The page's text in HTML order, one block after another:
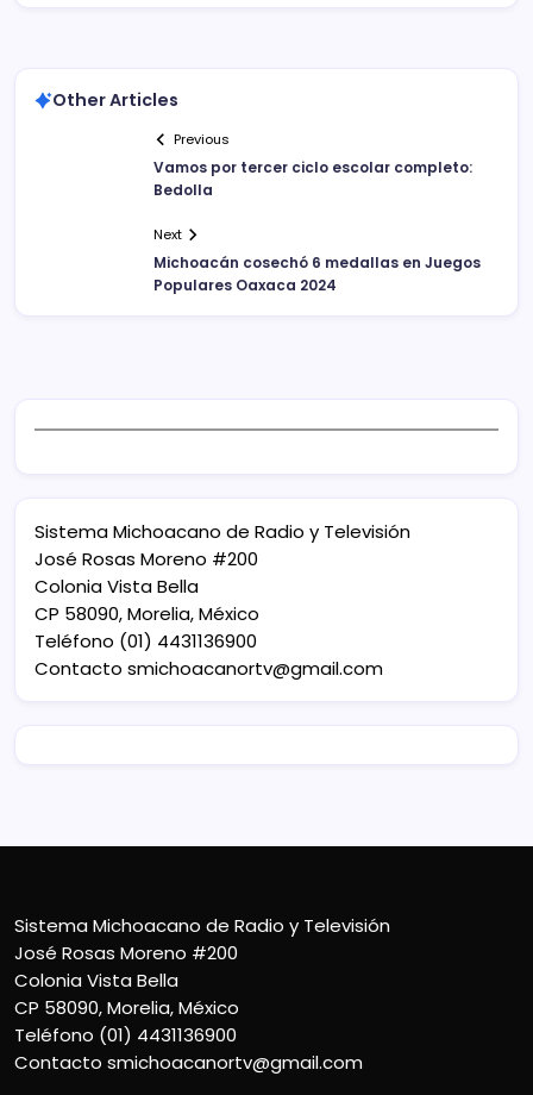
Other Articles
Previous
Vamos por tercer ciclo escolar completo:
Bedolla
Next
Michoacán cosechó 6 medallas en Juegos
Populares Oaxaca 2024
Sistema Michoacano de Radio y Televisión
José Rosas Moreno #200
Colonia Vista Bella
CP 58090, Morelia, México
Teléfono (01) 4431136900
Contacto smichoacanortv@gmail.com
Sistema Michoacano de Radio y Televisión
José Rosas Moreno #200
Colonia Vista Bella
CP 58090, Morelia, México
Teléfono (01) 4431136900
Contacto smichoacanortv@gmail.com